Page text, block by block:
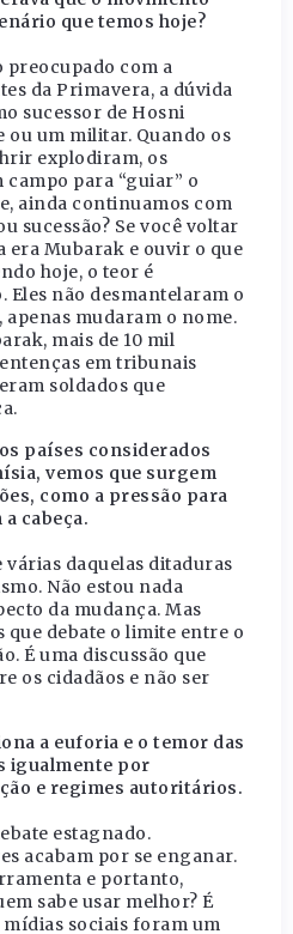
que temos hoje?
preocupado com a
da Primavera, a dúvida
sucessor de Hosni
um militar. Quando os
explodiram, os
para “guiar” o
ainda continuamos com
sucessão? Se você voltar
era Mubarak e ouvir o que
hoje, o teor é
Eles não desmantelaram o
mudaram o nome.
mais de 10 mil
em tribunais
soldados que
países considerados
vemos que surgem
como a pressão para
cabeça.
várias daquelas ditaduras
Não estou nada
da mudança. Mas
debate o limite entre o
É uma discussão que
os cidadãos e não ser
a euforia e o temor das
igualmente por
e regimes autoritários.
estagnado.
acabam por se enganar.
e portanto,
sabe usar melhor? É
mídias sociais foram um